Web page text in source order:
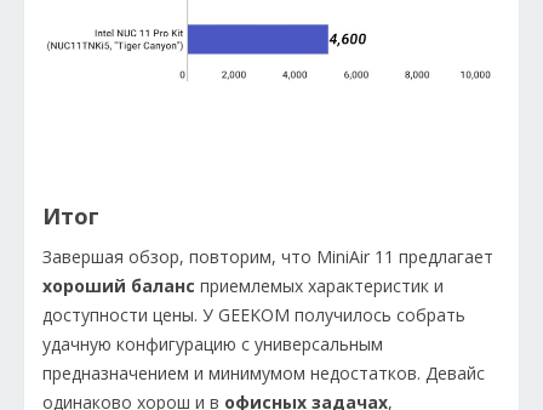
Итог
Завершая обзор, повторим, что MiniAir 11 предлагает
хороший баланс приемлемых характеристик и
доступности цены. У GEEKOM получилось собрать
удачную конфигурацию с универсальным
предназначением и минимумом недостатков. Девайс
одинаково хорош и в офисных задачах,